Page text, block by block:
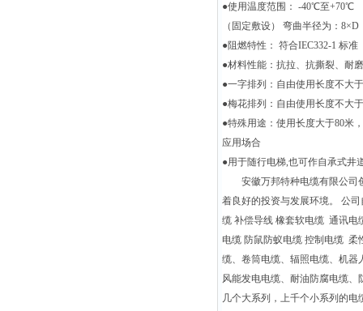
●使用温度范围： -40℃至+70℃
（固定敷设） 弯曲半径为：8×D
●阻燃特性： 符合IEC332-1 标准
●材料性能：抗拉、抗撕裂、耐
●一字排列：自由使用长度不大
●梅花排列：自由使用长度不大
●特殊用途：使用长度大于80米
应用场合
●用于随行电梯,也可作自承式井
安徽万邦特种电缆有限公司
着良好的投资与发展环境。 公
缆 补偿导线 橡套软电缆 通讯电
电缆 防鼠防蚁电缆 控制电缆 柔
缆、卷筒电缆、辐照电缆、机器
风能发电电缆、耐油防腐电缆
几个大系列，上千个小系列的电